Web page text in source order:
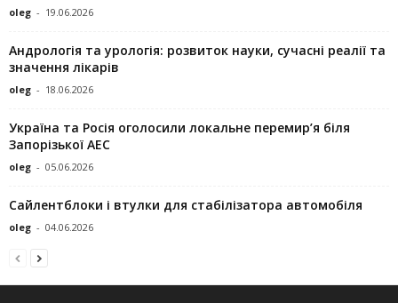
oleg - 19.06.2026
Андрологія та урологія: розвиток науки, сучасні реалії та
значення лікарів
oleg - 18.06.2026
Україна та Росія оголосили локальне перемир’я біля
Запорізької АЕС
oleg - 05.06.2026
Сайлентблоки і втулки для стабілізатора автомобіля
oleg - 04.06.2026